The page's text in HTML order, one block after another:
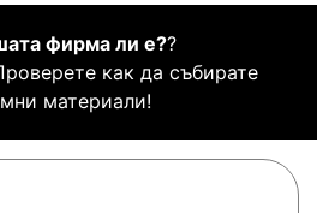
фирма ли е??
как да събирате
материали!